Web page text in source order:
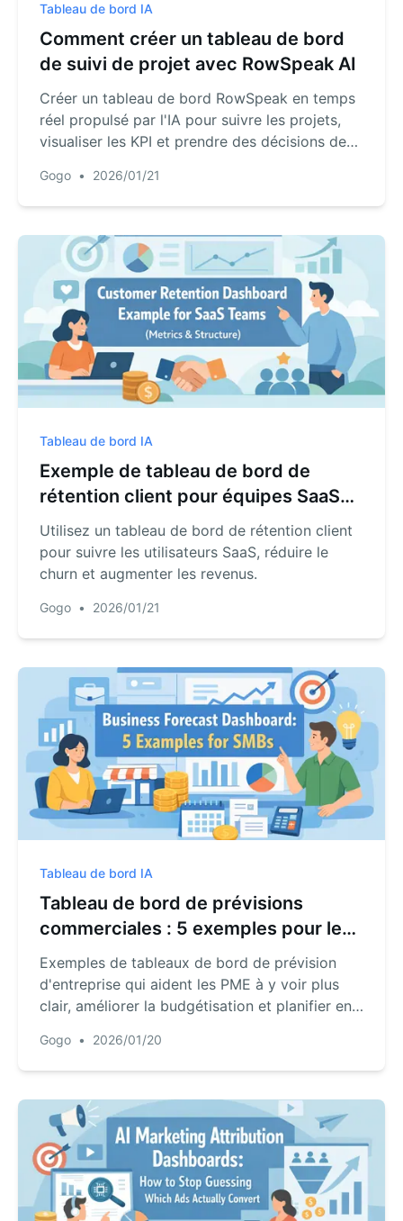
Tableau de bord IA
Comment créer un tableau de bord
de suivi de projet avec RowSpeak AI
Créer un tableau de bord RowSpeak en temps
réel propulsé par l'IA pour suivre les projets,
visualiser les KPI et prendre des décisions de
Gogo • 2026/01/21
Tableau de bord IA
Exemple de tableau de bord de
rétention client pour équipes SaaS
(Métriques & Structure)
Utilisez un tableau de bord de rétention client
pour suivre les utilisateurs SaaS, réduire le
churn et augmenter les revenus.
Gogo • 2026/01/21
Tableau de bord IA
Tableau de bord de prévisions
commerciales : 5 exemples pour les
PME
Exemples de tableaux de bord de prévision
d'entreprise qui aident les PME à y voir plus
clair, améliorer la budgétisation et planifier en
Gogo • 2026/01/20